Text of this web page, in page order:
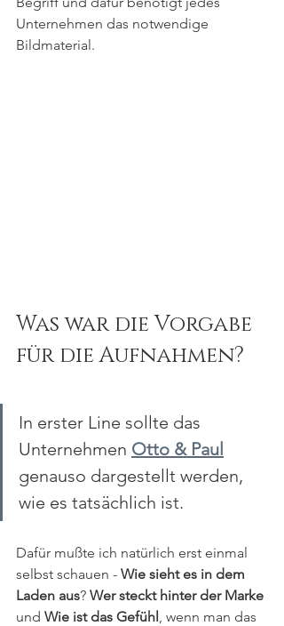
Unternehmen das notwendige
Bildmaterial.
Was war die Vorgabe
für die Aufnahmen?
In erster Line sollte das
Unternehmen Otto & Paul
genauso dargestellt werden,
wie es tatsächlich ist.
Dafür mußte ich natürlich erst einmal
selbst schauen - Wie sieht es in dem
Laden aus? Wer steckt hinter der Marke
und Wie ist das Gefühl, wenn man das